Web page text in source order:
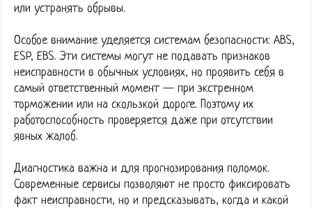
или устранять обрывы.
Особое внимание уделяется системам безопасности: ABS,
ESP, EBS. Эти системы могут не подавать признаков
неисправности в обычных условиях, но проявить себя в
самый ответственный момент — при экстренном
торможении или на скользкой дороге. Поэтому их
работоспособность проверяется даже при отсутствии
явных жалоб.
Диагностика важна и для прогнозирования поломок.
Современные сервисы позволяют не просто фиксировать
факт неисправности, но и предсказывать, когда и какой